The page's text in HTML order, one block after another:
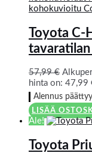
Toyota C-
57,99€
hinta on: 47,99
Alennus
LISÄÄ
Ale!
Toyota